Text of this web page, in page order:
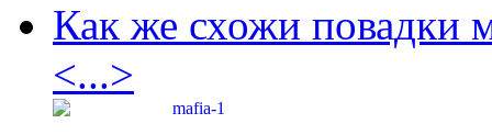
Как же схожи повадки
<...>